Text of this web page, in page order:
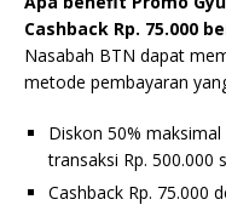
Cashback Rp. 75.000
Nasabah BTN dapat
metode pembayaran
Diskon 50%
transaksi Rp. 500.000
Cashback Rp. 75.000